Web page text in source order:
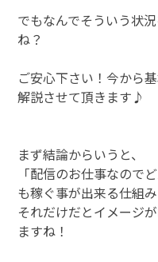
でもなんでそういう状
ね？
ご安心下さい！今から
解説させて頂きます♪
まず結論からいうと、
「配信のお仕事なので
も稼ぐ事が出来る仕組み
それだけだとイメージ
ますね！